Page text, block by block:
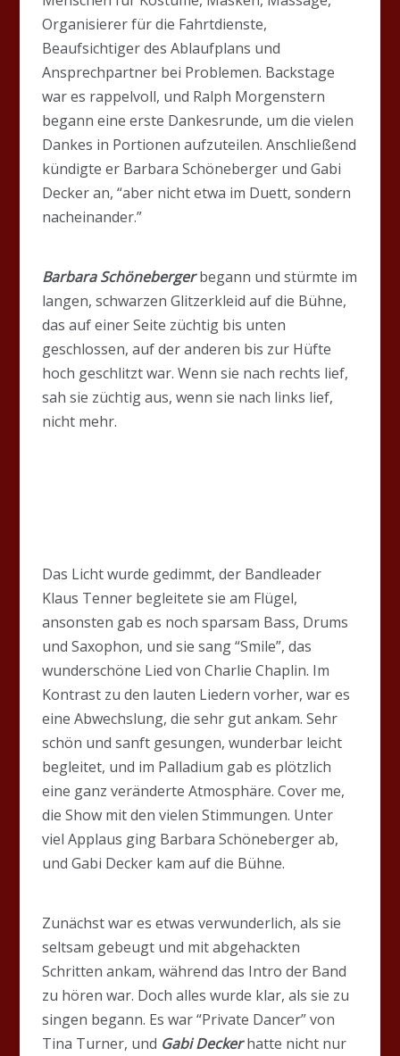
Organisierer für die Fahrtdienste,
Beaufsichtiger des Ablaufplans und
Ansprechpartner bei Problemen. Backstage
war es rappelvoll, und Ralph Morgenstern
begann eine erste Dankesrunde, um die vielen
Dankes in Portionen aufzuteilen. Anschließend
kündigte er Barbara Schöneberger und Gabi
Decker an, “aber nicht etwa im Duett, sondern
nacheinander.”
Barbara Schönebergerbegann und stürmte im
langen, schwarzen Glitzerkleid auf die Bühne,
das auf einer Seite züchtig bis unten
geschlossen, auf der anderen bis zur Hüfte
hoch geschlitzt war. Wenn sie nach rechts lief,
sah sie züchtig aus, wenn sie nach links lief,
nicht mehr.
Das Licht wurde gedimmt, der Bandleader
Klaus Tenner begleitete sie am Flügel,
ansonsten gab es noch sparsam Bass, Drums
und Saxophon, und sie sang “Smile”, das
wunderschöne Lied von Charlie Chaplin. Im
Kontrast zu den lauten Liedern vorher, war es
eine Abwechslung, die sehr gut ankam. Sehr
schön und sanft gesungen, wunderbar leicht
begleitet, und im Palladium gab es plötzlich
eine ganz veränderte Atmosphäre. Cover me,
die Show mit den vielen Stimmungen. Unter
viel Applaus ging Barbara Schöneberger ab,
und Gabi Decker kam auf die Bühne.
Zunächst war es etwas verwunderlich, als sie
seltsam gebeugt und mit abgehackten
Schritten ankam, während das Intro der Band
zu hören war. Doch alles wurde klar, als sie zu
singen begann. Es war “Private Dancer” von
Tina Turner, und Gabi Deckerhatte nicht nur